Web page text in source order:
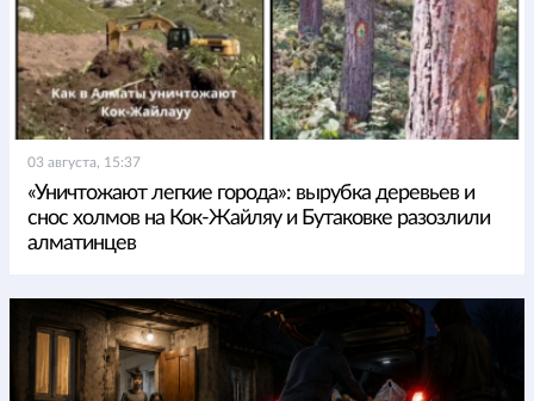
03 августа, 15:37
«Уничтожают легкие города»: вырубка деревьев и
снос холмов на Кок-Жайляу и Бутаковке разозлили
алматинцев